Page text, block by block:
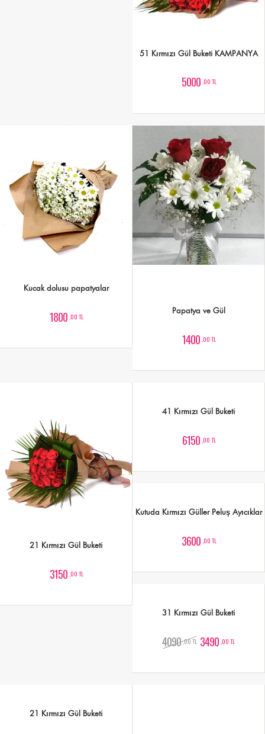
51 Kırmızı Gül Buketi KAMPANYA
5000 ,00 TL
Kucak dolusu papatyalar
1800 ,00 TL
Papatya ve Gül
1400 ,00 TL
21 Kırmızı Gül Buketi
3150 ,00 TL
41 Kırmızı Gül Buketi
6150 ,00 TL
Kutuda Kırmızı Güller Peluş Ayıcıklar
3600 ,00 TL
31 Kırmızı Gül Buketi
4090 ,00 TL 3490 ,00 TL
21 Kırmızı Gül Buketi